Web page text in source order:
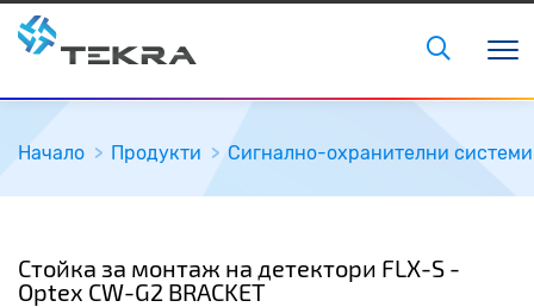
Начало Продукти Сигнално-охранителни системи
Стойка за монтаж на детектори FLX-S -
Optex CW-G2 BRACKET